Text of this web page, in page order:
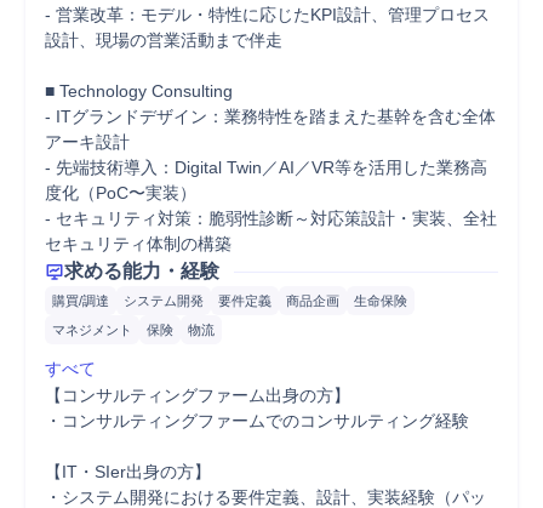
- 営業改革：モデル・特性に応じたKPI設計、管理プロセス
設計、現場の営業活動まで伴走
■ Technology Consulting
- ITグランドデザイン：業務特性を踏まえた基幹を含む全体
アーキ設計
- 先端技術導入：Digital Twin／AI／VR等を活用した業務高
度化（PoC〜実装）
- セキュリティ対策：脆弱性診断～対応策設計・実装、全社
セキュリティ体制の構築
求める能力・経験
購買/調達 システム開発 要件定義 商品企画
生命保険
マネジメント
保険 物流
すべて
【コンサルティングファーム出身の方】
・コンサルティングファームでのコンサルティング経験
【IT・SIer出身の方】
・システム開発における要件定義、設計、実装経験（パッ